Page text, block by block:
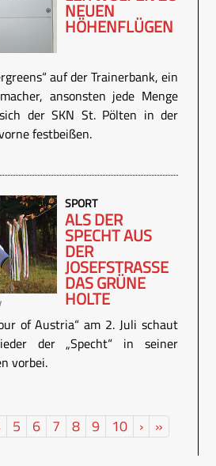
NEUEN
HÖHENFLÜGEN
auf der Trainerbank, ein
ansonsten jede Menge
der SKN St. Pölten in der
festbeißen.
SPORT
ALS DER
SPECHT AUS
DER
JOSEFSTRASSE
DAS GRÜNE H
OLTE
of Austria“ am 2. Juli schaut
der „Specht“ in seiner
vorbei.
5 6 7 8 9 10 › »